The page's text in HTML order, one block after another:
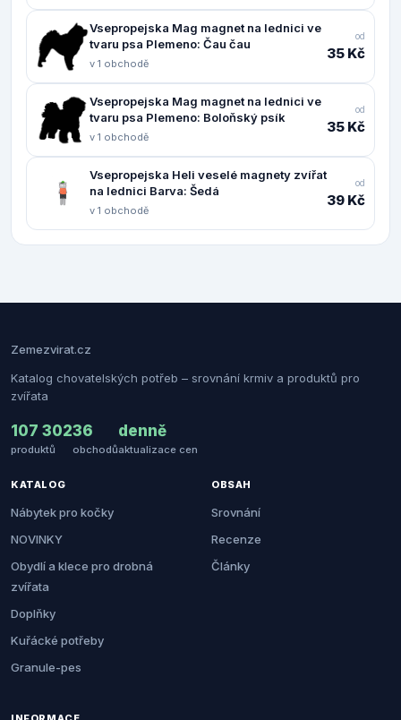
Vsepropejska Mag magnet na lednici ve
tvaru psa Plemeno: Čau čau
v 1 obchodě
od
35 Kč
Vsepropejska Mag magnet na lednici ve
tvaru psa Plemeno: Boloňský psík
v 1 obchodě
od
35 Kč
Vsepropejska Heli veselé magnety zvířat
na lednici Barva: Šedá
v 1 obchodě
od
39 Kč
Zemezvirat.cz
Katalog chovatelských potřeb – srovnání krmiv a produktů pro
zvířata
107 302
produktů
36
obchodů
denně
aktualizace cen
KATALOG
Nábytek pro kočky
NOVINKY
Obydlí a klece pro drobná
zvířata
Doplňky
Kuřácké potřeby
Granule-pes
OBSAH
Srovnání
Recenze
Články